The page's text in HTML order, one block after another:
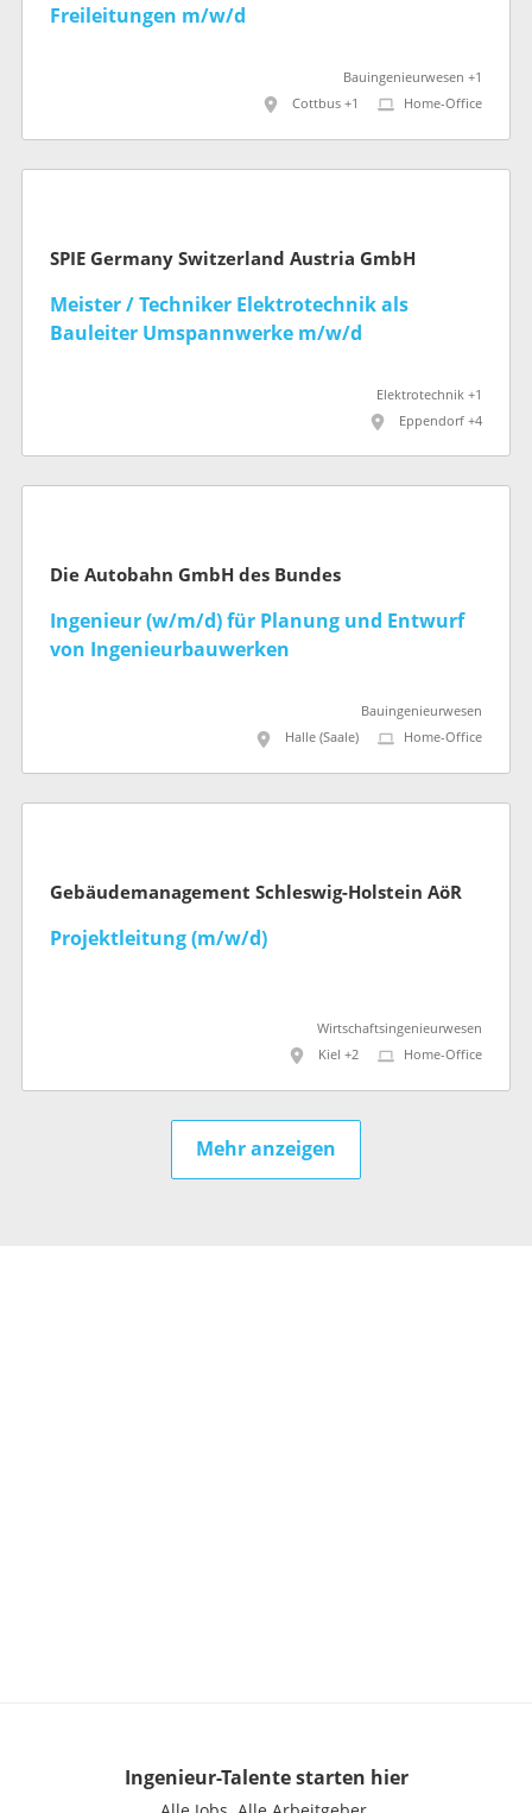
Freileitungen m/w/d
Bauingenieurwesen +1
Cottbus +1
Home-Office
SPIE Germany Switzerland Austria GmbH
Meister / Techniker Elektrotechnik als
Bauleiter Umspannwerke m/w/d
Elektrotechnik +1
Eppendorf +4
Die Autobahn GmbH des Bundes
Ingenieur (w/m/d) für Planung und Entwurf
von Ingenieurbauwerken
Bauingenieurwesen
Halle (Saale)
Home-Office
Gebäudemanagement Schleswig-Holstein AöR
Projektleitung (m/w/d)
Wirtschaftsingenieurwesen
Kiel +2
Home-Office
Mehr anzeigen
Ingenieur-Talentestarten hier